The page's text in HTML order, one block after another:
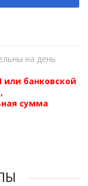
на день
банковской
сумма